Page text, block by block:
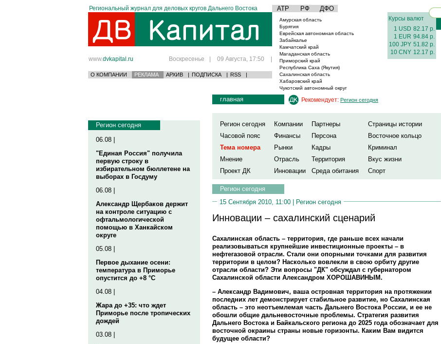
Региональный журнал для деловых кругов Дальнего Востока АТР РФ ДФО
www.dvkapital.ru Воскресенье | 09 Августа, 17:50 |
О КОМПАНИИ РЕКЛАМА АРХИВ | ПОДПИСКА | RSS |
Амурская область
Бурятия
Еврейская автономная область
Забайкалье
Камчатский край
Магаданская область
Приморский край
Республика Саха (Якутия)
Сахалинская область
Хабаровский край
Чукотский автономный округ
Курсы валют
1 USD 82.17 р.
1 EUR 94.84 р.
100 JPY 51.82 р.
10 CNY 12.17 р.
Регион сегодня
06.08 |
"Единая Россия" получила
первую строку в
избирательном бюллетене на
выборах в Госдуму
06.08 |
Александр Щербаков держит
на контроле ситуацию с
офтальмологической
помощью в Ханкайском
округе
05.08 |
Первое дыхание осени:
температура в Приморье
опустится до +8 °C
04.08 |
Жара до +35: что ждет
Приморье после тропических
дождей
03.08 |
главная Рекомендует: Регион сегодня
Регион сегодня Компании Партнеры
Страницы истории
Часовой пояс
Финансы Персона
Восточное кольцо
Тема номера
Рынки Кадры
Криминал
Мнение
Отрасль Территория
Вкус жизни
Проект ДК
Инновации Среда обитания Спорт
Регион сегодня
15 Сентября 2010, 11:00 | Регион сегодня
Инновации – сахалинский сценарий
Сахалинская область – территория, где раньше всех начали
реализовываться крупнейшие инвестиционные проекты – в
нефтегазовой отрасли. Стали они опорными точками для развития
территории в целом? Насколько вовлекли в свою орбиту другие
отрасли области? Эти вопросы "ДК" обсуждал с губернатором
Сахалинской области Александром ХОРОШАВИНЫМ.
– Александр Вадимович, ваша островная территория на протяжении
последних лет демонстрирует стабильное развитие, но Сахалинская
область – это неотъемлемая часть Дальнего Востока России, и ее не
обошли общие дальневосточные проблемы. Стратегия развития
Дальнего Востока и Байкальского региона до 2025 года обозначает для
восточной окраины страны новые горизонты. Каким Вам видится
будущее области?